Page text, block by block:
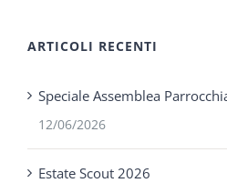
ARTICOLI RECENTI
Speciale Assemblea
12/06/2026
Estate Scout 2026